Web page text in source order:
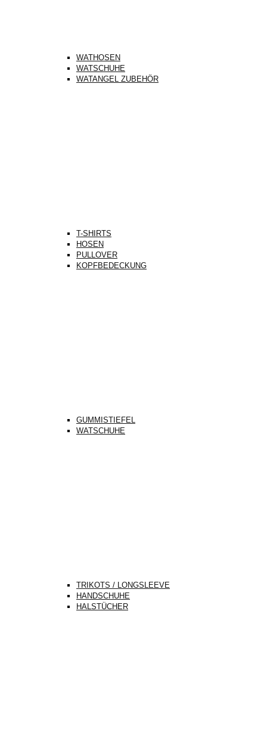
WATHOSEN
WATSCHUHE
WATANGEL ZUBEHÖR
T-SHIRTS
HOSEN
PULLOVER
KOPFBEDECKUNG
GUMMISTIEFEL
WATSCHUHE
TRIKOTS / LONGSLEEVE
HANDSCHUHE
HALSTÜCHER